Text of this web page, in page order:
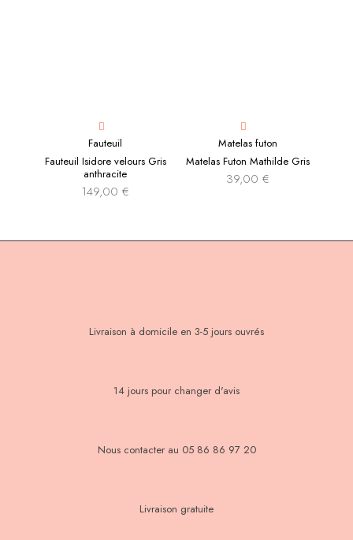
Fauteuil
Fauteuil Isidore velours Gris
anthracite
149,00€
Matelas futon
Matelas Futon Mathilde Gris
39,00 €
Livraison à domicile en 3-5 jours ouvrés
14 jours pour changer d'avis
Nous contacter au 05 86 86 97 20
Livraison gratuite